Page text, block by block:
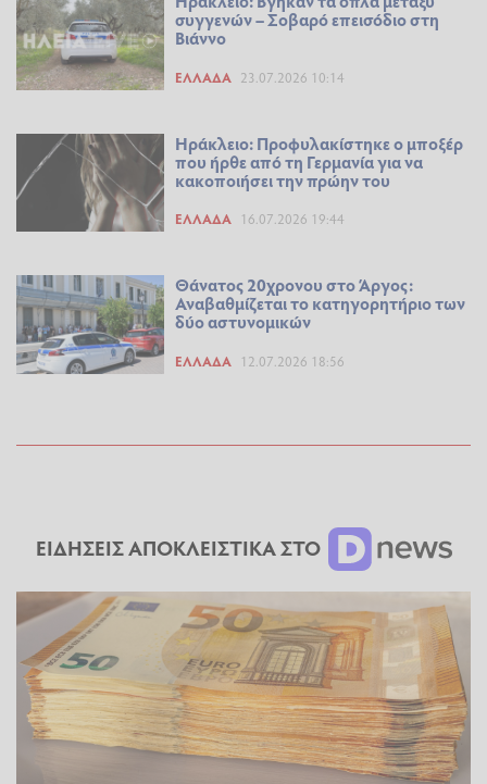
συγγενών – Σοβαρό επεισόδιο στη
Βιάννο
ΕΛΛΆΔΑ 23.07.2026 10:14
Ηράκλειο: Προφυλακίστηκε ο μποξέρ
που ήρθε από τη Γερμανία για να
κακοποιήσει την πρώην του
ΕΛΛΆΔΑ 16.07.2026 19:44
Θάνατος 20χρονου στο Άργος:
Αναβαθμίζεται το κατηγορητήριο των
δύο αστυνομικών
ΕΛΛΆΔΑ 12.07.2026 18:56
ΕΙΔΗΣΕΙΣ ΑΠΟΚΛΕΙΣΤΙΚΑ ΣΤΟ